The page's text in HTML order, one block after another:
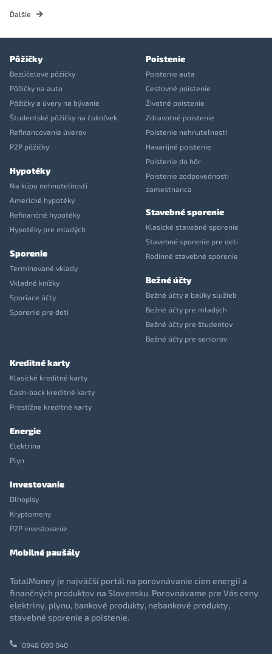
Ďalšie
Pôžičky
Bezúčelové pôžičky
Pôžičky na auto
Pôžičky a úvery na bývanie
Študentské pôžičky na čokoľvek
Refinancovanie úverov
P2P pôžičky
Hypotéky
Na kúpu nehnuteľnosti
Americké hypotéky
Refinančné hypotéky
Hypotéky pre mladých
Sporenie
Termínované vklady
Vkladné knížky
Sporiace účty
Sporenie pre deti
Poistenie
Poistenie auta
Cestovné poistenie
Životné poistenie
Zdravotné poistenie
Poistenie nehnuteľnosti
Havarijné poistenie
Poistenie do hôr
Poistenie zodpovednosti
zamestnanca
Stavebné sporenie
Klasické stavebné sporenie
Stavebné sporenie pre deti
Rodinné stavebné sporenie
Bežné účty
Bežné účty a balíky služieb
Bežné účty pre mladých
Bežné účty pre študentov
Bežné účty pre seniorov
Kreditné karty
Klasické kreditné karty
Cash-back kreditné karty
Prestížne kreditné karty
Energie
Elektrina
Plyn
Investovanie
Dlhopisy
Kryptomeny
P2P investovanie
Mobilné paušály
TotalMoney je najväčší portál na porovnávanie cien energií a
finančných produktov na Slovensku. Porovnávame pre Vás ceny
elektriny, plynu, bankové produkty, nebankové produkty,
stavebné sporenie a poistenie.
0948 090 040